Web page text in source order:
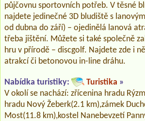
půjčovnu sportovních potřeb. V těsné
najdete jedinečné 3D bludiště s
od dubna do září) – ojedinělá lanová
třeba jištění. Můžete si také společně
hru v přírodě – discgolf. Najdete zde i
atrakcí či betonovou in-line dráhu.
Nabídka turistiky: Turistika »
V okolí se nachází: zřícenina hradu
hradu Nový Žeberk(2.1 km),zámek
Most(11.8 km),kostel Nanebevzetí